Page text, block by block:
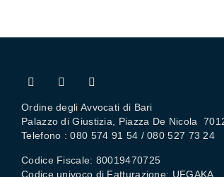
Ordine degli Avvocati di Bari
Palazzo di Giustizia, Piazza De Nicola
Telefono : 080 574 91 54 / 080 527 73 24
Codice Fiscale: 80019470725
Codice univoco di Fatturazione: UFGAKA